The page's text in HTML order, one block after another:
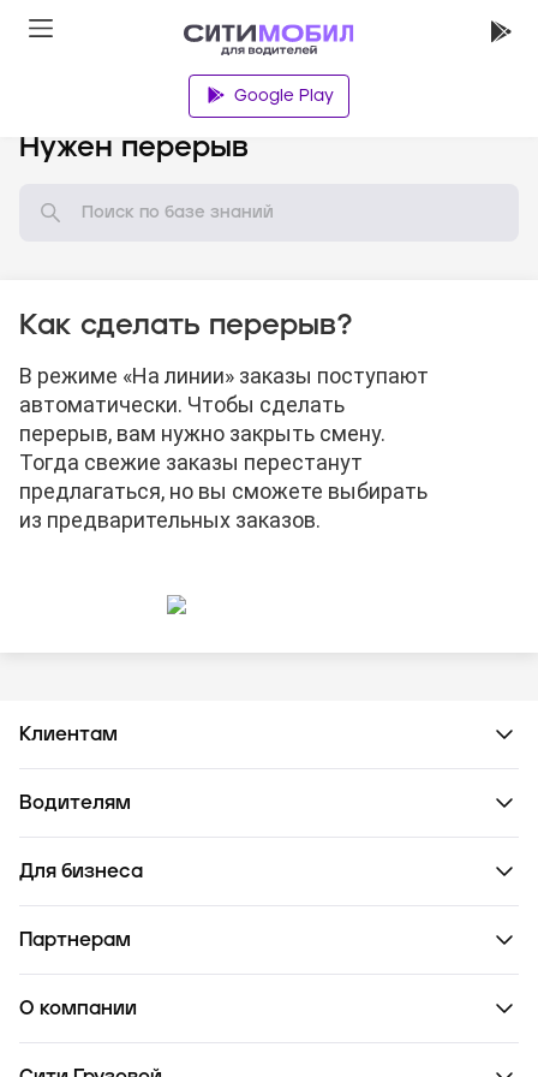
Google Play
Нужен перерыв
Как сделать перерыв?
В режиме «На линии» заказы поступают
автоматически. Чтобы сделать
перерыв, вам нужно закрыть смену.
Тогда свежие заказы перестанут
предлагаться, но вы сможете выбирать
из предварительных заказов.
Клиентам
Водителям
Для бизнеса
Партнерам
О компании